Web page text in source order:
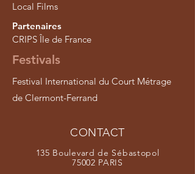
Local Films
Partenaires
CRIPS Île de France
Festivals
Festival International du Court Métrage
de Clermont-Ferrand
CONTACT
135 Boulevard de Sébastopol
75002 PARIS